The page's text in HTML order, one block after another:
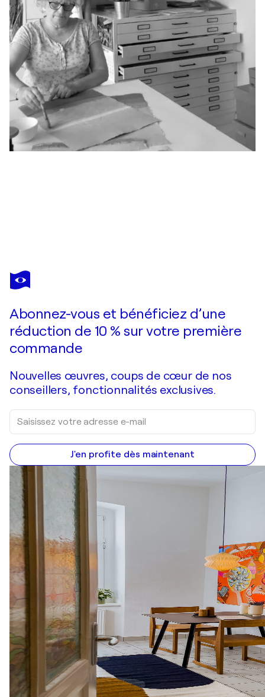
ANNA VALLS
"d/s planetarium"
Abonnez-vous et bénéficiez d’une
réduction de 10 % sur votre première
commande
Nouvelles œuvres, coups de cœur de nos
conseillers, fonctionnalités exclusives.
J'en profite dès maintenant